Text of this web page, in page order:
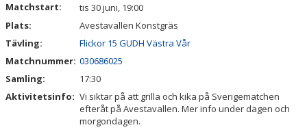
Matchstart:
tis 30 juni, 19:00
Plats:
Avestavallen Konstgräs
Tävling:
Flickor 15 GUDH Västra Vår
Matchnummer: 030686025
Samling:
17:30
Aktivitetsinfo: Vi siktar på att grilla och kika på Sverigematchen
efteråt på Avestavallen. Mer info under dagen och
morgondagen.